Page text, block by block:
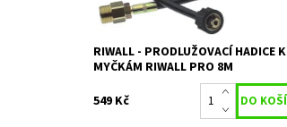
RIWALL - PRODLUŽOVACÍ HADICE K
MYČKÁM RIWALL PRO 8M
549 Kč